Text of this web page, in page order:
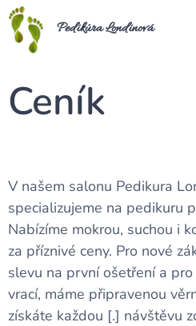
Pedikúra Londinová
Ceník
V našem salonu Pedikura
specializujeme na pedikuru
Nabízíme mokrou, suchou i
za příznivé ceny. Pro nové
slevu na první ošetření a
vrací, máme připravenou
získáte každou [.] návštěvu